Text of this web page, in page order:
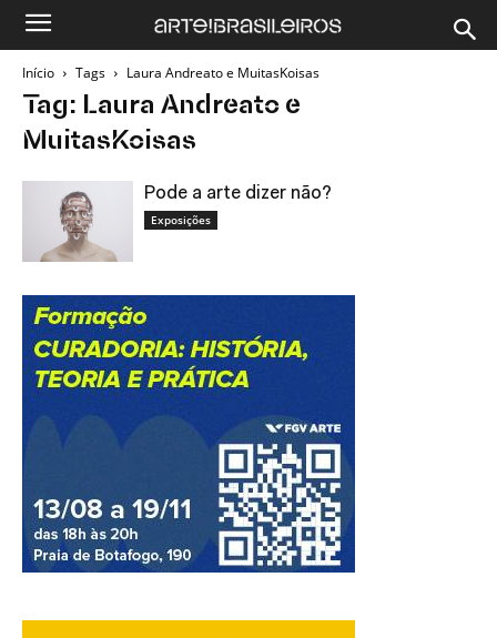
Início Tags Laura Andreato e MuitasKoisas
Tag: Laura Andreato e
MuitasKoisas
Pode a arte dizer não?
Exposições